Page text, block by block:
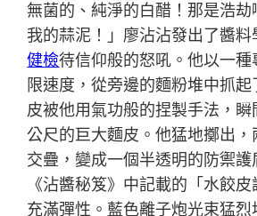
無菌的、純淨的白醋！那是浩劫
我的蒜泥！」廖沾沾發出了醬料
健檢待信仰般的怒吼。他以一種
限速度，從旁邊的麵粉堆中抓
皮被他用氣功般的捏製手法，瞬
公尺的巨大麵皮。他猛地擲出，
交疊，變成一個半透明的防禦
《沾醬秘笈》中記載的「水餃
充滿彈性。藍色離子炮光束猛